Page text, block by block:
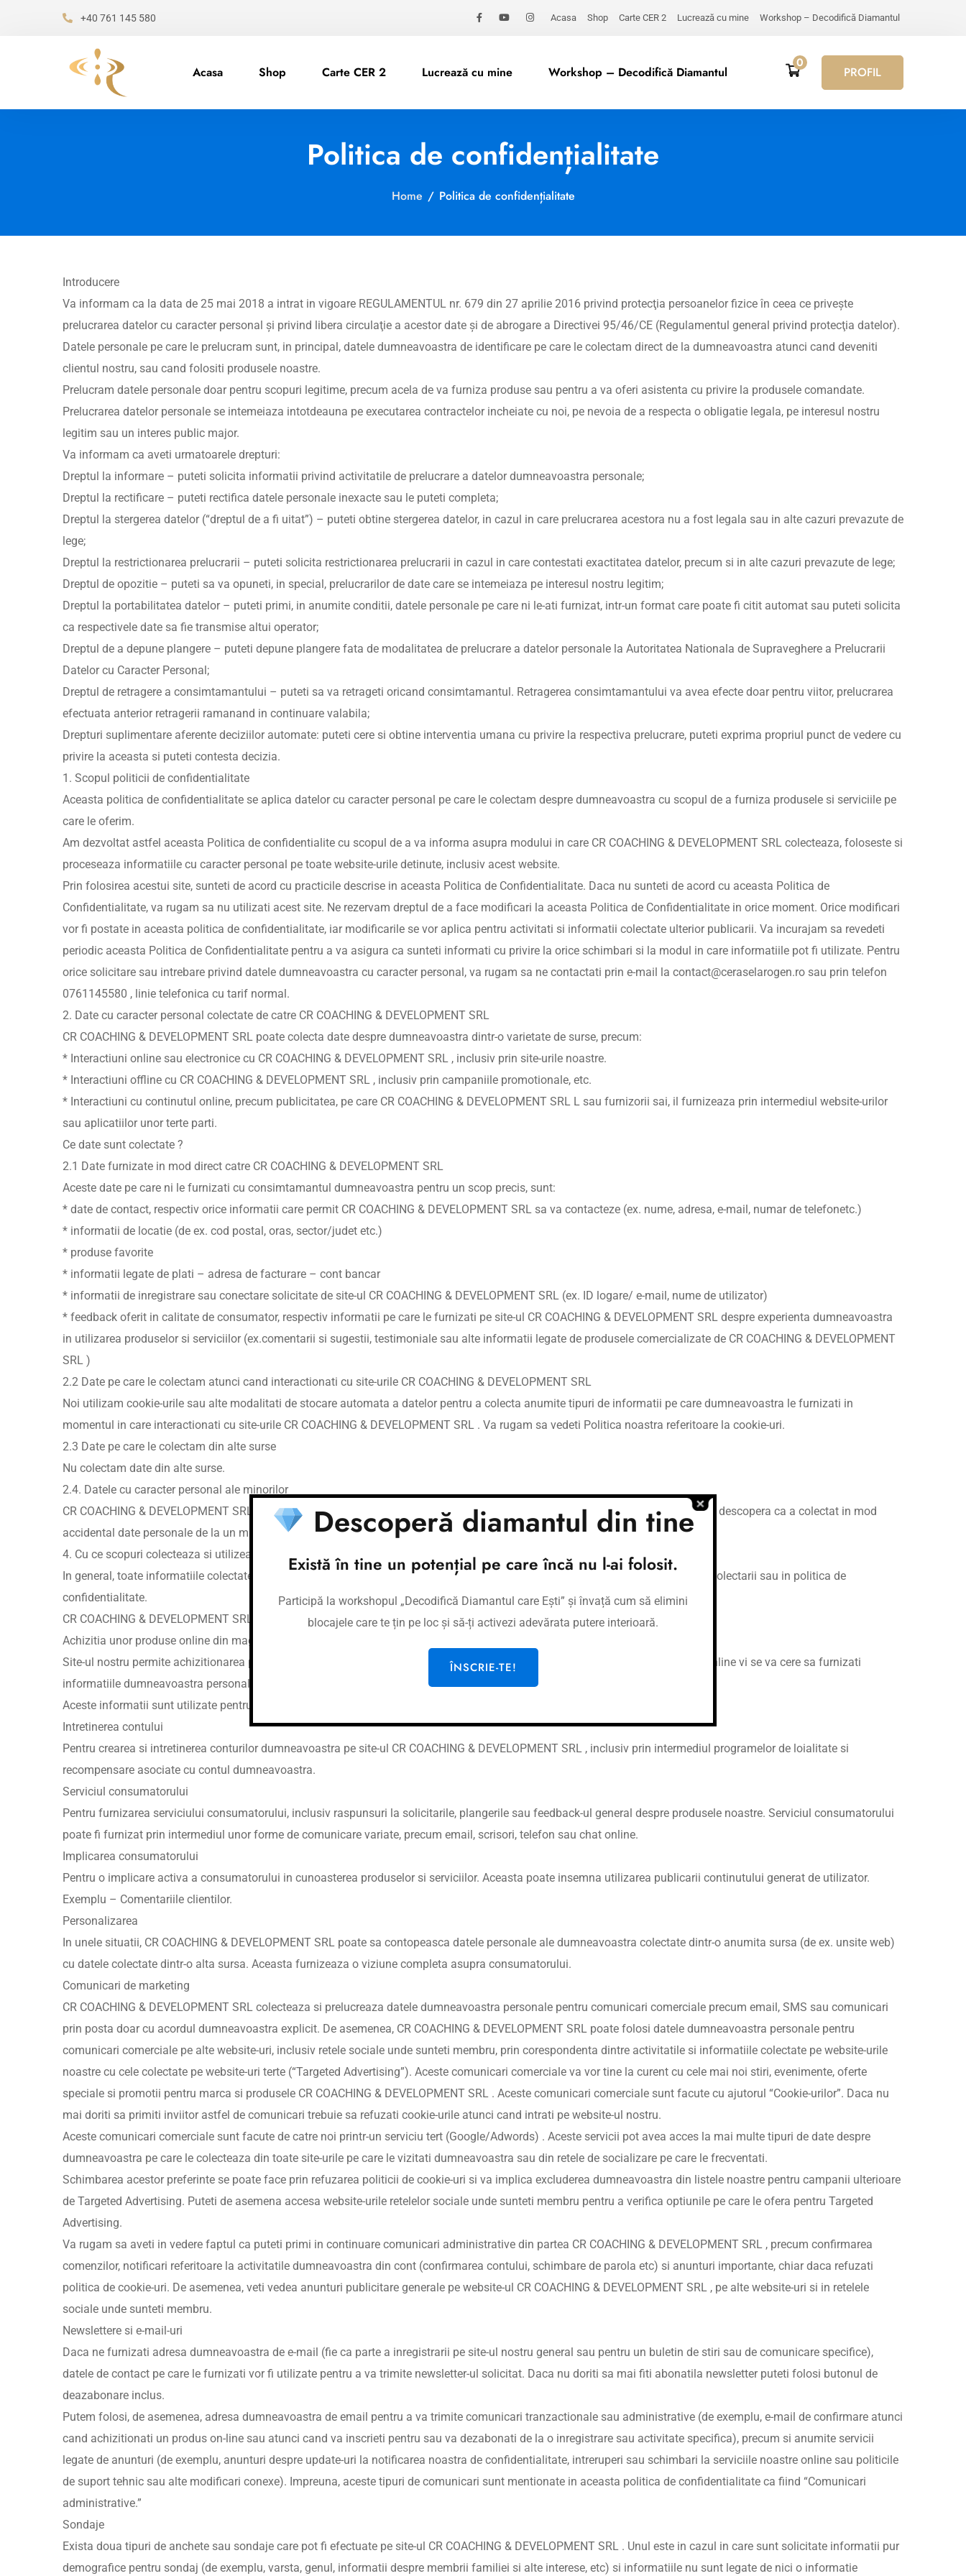
+40 761 145 580 Acasa Shop Carte CER 2 Lucrează cu mine Workshop – Decodifică Diamantul
Acasa Shop Carte CER 2 Lucrează cu mine Workshop – Decodifică Diamantul
0
PROFIL
Politica de confidențialitate
Home / Politica de confidențialitate
Introducere
Va informam ca la data de 25 mai 2018 a intrat in vigoare REGULAMENTUL nr. 679 din 27 aprilie 2016 privind protecţia persoanelor fizice în ceea ce priveşte
prelucrarea datelor cu caracter personal şi privind libera circulaţie a acestor date şi de abrogare a Directivei 95/46/CE (Regulamentul general privind protecţia datelor).
Datele personale pe care le prelucram sunt, in principal, datele dumneavoastra de identificare pe care le colectam direct de la dumneavoastra atunci cand deveniti
clientul nostru, sau cand folositi produsele noastre.
Prelucram datele personale doar pentru scopuri legitime, precum acela de va furniza produse sau pentru a va oferi asistenta cu privire la produsele comandate.
Prelucrarea datelor personale se intemeiaza intotdeauna pe executarea contractelor incheiate cu noi, pe nevoia de a respecta o obligatie legala, pe interesul nostru
legitim sau un interes public major.
Va informam ca aveti urmatoarele drepturi:
Dreptul la informare – puteti solicita informatii privind activitatile de prelucrare a datelor dumneavoastra personale;
Dreptul la rectificare – puteti rectifica datele personale inexacte sau le puteti completa;
Dreptul la stergerea datelor (“dreptul de a fi uitat”) – puteti obtine stergerea datelor, in cazul in care prelucrarea acestora nu a fost legala sau in alte cazuri prevazute de
lege;
Dreptul la restrictionarea prelucrarii – puteti solicita restrictionarea prelucrarii in cazul in care contestati exactitatea datelor, precum si in alte cazuri prevazute de lege;
Dreptul de opozitie – puteti sa va opuneti, in special, prelucrarilor de date care se intemeiaza pe interesul nostru legitim;
Dreptul la portabilitatea datelor – puteti primi, in anumite conditii, datele personale pe care ni le-ati furnizat, intr-un format care poate fi citit automat sau puteti solicita
ca respectivele date sa fie transmise altui operator;
Dreptul de a depune plangere – puteti depune plangere fata de modalitatea de prelucrare a datelor personale la Autoritatea Nationala de Supraveghere a Prelucrarii
Datelor cu Caracter Personal;
Dreptul de retragere a consimtamantului – puteti sa va retrageti oricand consimtamantul. Retragerea consimtamantului va avea efecte doar pentru viitor, prelucrarea
efectuata anterior retragerii ramanand in continuare valabila;
Drepturi suplimentare aferente deciziilor automate: puteti cere si obtine interventia umana cu privire la respectiva prelucrare, puteti exprima propriul punct de vedere cu
privire la aceasta si puteti contesta decizia.
1. Scopul politicii de confidentialitate
Aceasta politica de confidentialitate se aplica datelor cu caracter personal pe care le colectam despre dumneavoastra cu scopul de a furniza produsele si serviciile pe
care le oferim.
Am dezvoltat astfel aceasta Politica de confidentialite cu scopul de a va informa asupra modului in care CR COACHING & DEVELOPMENT SRL colecteaza, foloseste si
proceseaza informatiile cu caracter personal pe toate website-urile detinute, inclusiv acest website.
Prin folosirea acestui site, sunteti de acord cu practicile descrise in aceasta Politica de Confidentialitate. Daca nu sunteti de acord cu aceasta Politica de
Confidentialitate, va rugam sa nu utilizati acest site. Ne rezervam dreptul de a face modificari la aceasta Politica de Confidentialitate in orice moment. Orice modificari
vor fi postate in aceasta politica de confidentialitate, iar modificarile se vor aplica pentru activitati si informatii colectate ulterior publicarii. Va incurajam sa revedeti
periodic aceasta Politica de Confidentialitate pentru a va asigura ca sunteti informati cu privire la orice schimbari si la modul in care informatiile pot fi utilizate. Pentru
orice solicitare sau intrebare privind datele dumneavoastra cu caracter personal, va rugam sa ne contactati prin e-mail la contact@ceraselarogen.ro sau prin telefon
0761145580 , linie telefonica cu tarif normal.
2. Date cu caracter personal colectate de catre CR COACHING & DEVELOPMENT SRL
CR COACHING & DEVELOPMENT SRL poate colecta date despre dumneavoastra dintr-o varietate de surse, precum:
* Interactiuni online sau electronice cu CR COACHING & DEVELOPMENT SRL , inclusiv prin site-urile noastre.
* Interactiuni offline cu CR COACHING & DEVELOPMENT SRL , inclusiv prin campaniile promotionale, etc.
* Interactiuni cu continutul online, precum publicitatea, pe care CR COACHING & DEVELOPMENT SRL L sau furnizorii sai, il furnizeaza prin intermediul website-urilor
sau aplicatiilor unor terte parti.
Ce date sunt colectate ?
2.1 Date furnizate in mod direct catre CR COACHING & DEVELOPMENT SRL
Aceste date pe care ni le furnizati cu consimtamantul dumneavoastra pentru un scop precis, sunt:
* date de contact, respectiv orice informatii care permit CR COACHING & DEVELOPMENT SRL sa va contacteze (ex. nume, adresa, e-mail, numar de telefonetc.)
* informatii de locatie (de ex. cod postal, oras, sector/judet etc.)
* produse favorite
* informatii legate de plati – adresa de facturare – cont bancar
* informatii de inregistrare sau conectare solicitate de site-ul CR COACHING & DEVELOPMENT SRL (ex. ID logare/ e-mail, nume de utilizator)
* feedback oferit in calitate de consumator, respectiv informatii pe care le furnizati pe site-ul CR COACHING & DEVELOPMENT SRL despre experienta dumneavoastra
in utilizarea produselor si serviciilor (ex.comentarii si sugestii, testimoniale sau alte informatii legate de produsele comercializate de CR COACHING & DEVELOPMENT
SRL )
2.2 Date pe care le colectam atunci cand interactionati cu site-urile CR COACHING & DEVELOPMENT SRL
Noi utilizam cookie-urile sau alte modalitati de stocare automata a datelor pentru a colecta anumite tipuri de informatii pe care dumneavoastra le furnizati in
momentul in care interactionati cu site-urile CR COACHING & DEVELOPMENT SRL . Va rugam sa vedeti Politica noastra referitoare la cookie-uri.
2.3 Date pe care le colectam din alte surse
Nu colectam date din alte surse.
2.4. Datele cu caracter personal ale minorilor
CR COACHING & DEVELOPMENT SRL nu solicita sau colecteaza in mod intentionat date personale de la minori. In situatia in care descopera ca a colectat in mod
accidental date personale de la un minor, va scoate acele date in cel mai scurt timp posibil.
4. Cu ce scopuri colecteaza si utilizeaza CR COACHING & DEVELOPMENT SRL datele dumneavoastra cu caracter personal?
In general, toate informatiile colectate sunt utilizate in scopul prevazut, pentru care le-ati trimis catre noi, mentionat in momentul colectarii sau in politica de
confidentialitate.
CR COACHING & DEVELOPMENT SRL poate utiliza datele dumneavoastra personale intr-unul din urmatoarele scopuri:
Achizitia unor produse online din magazinul CR COACHING & DEVELOPMENT SRL .
Site-ul nostru permite achizitionarea produselor online. Daca cumparati un produs, sau mai multe produse din catalogul nostru online vi se va cere sa furnizati
informatiile dumneavoastra personale precum – Nume,Prenume, Adresa, Telefon, Adresa de e-mail.
Aceste informatii sunt utilizate pentru a incheia achizitia dumneavoastra si pentru a confirma comanda.
Intretinerea contului
Pentru crearea si intretinerea conturilor dumneavoastra pe site-ul CR COACHING & DEVELOPMENT SRL , inclusiv prin intermediul programelor de loialitate si
recompensare asociate cu contul dumneavoastra.
Serviciul consumatorului
Pentru furnizarea serviciului consumatorului, inclusiv raspunsuri la solicitarile, plangerile sau feedback-ul general despre produsele noastre. Serviciul consumatorului
poate fi furnizat prin intermediul unor forme de comunicare variate, precum email, scrisori, telefon sau chat online.
Implicarea consumatorului
Pentru o implicare activa a consumatorului in cunoasterea produselor si serviciilor. Aceasta poate insemna utilizarea publicarii continutului generat de utilizator.
Exemplu – Comentariile clientilor.
Personalizarea
In unele situatii, CR COACHING & DEVELOPMENT SRL poate sa contopeasca datele personale ale dumneavoastra colectate dintr-o anumita sursa (de ex. unsite web)
cu datele colectate dintr-o alta sursa. Aceasta furnizeaza o viziune completa asupra consumatorului.
Comunicari de marketing
CR COACHING & DEVELOPMENT SRL colecteaza si prelucreaza datele dumneavoastra personale pentru comunicari comerciale precum email, SMS sau comunicari
prin posta doar cu acordul dumneavoastra explicit. De asemenea, CR COACHING & DEVELOPMENT SRL poate folosi datele dumneavoastra personale pentru
comunicari comerciale pe alte website-uri, inclusiv retele sociale unde sunteti membru, prin corespondenta dintre activitatile si informatiile colectate pe website-urile
noastre cu cele colectate pe website-uri terte (“Targeted Advertising”). Aceste comunicari comerciale va vor tine la curent cu cele mai noi stiri, evenimente, oferte
speciale si promotii pentru marca si produsele CR COACHING & DEVELOPMENT SRL . Aceste comunicari comerciale sunt facute cu ajutorul “Cookie-urilor”. Daca nu
mai doriti sa primiti inviitor astfel de comunicari trebuie sa refuzati cookie-urile atunci cand intrati pe website-ul nostru.
Aceste comunicari comerciale sunt facute de catre noi printr-un serviciu tert (Google/Adwords) . Aceste servicii pot avea acces la mai multe tipuri de date despre
dumneavoastra pe care le colecteaza din toate site-urile pe care le vizitati dumneavoastra sau din retele de socializare pe care le frecventati.
Schimbarea acestor preferinte se poate face prin refuzarea politicii de cookie-uri si va implica excluderea dumneavoastra din listele noastre pentru campanii ulterioare
de Targeted Advertising. Puteti de asemena accesa website-urile retelelor sociale unde sunteti membru pentru a verifica optiunile pe care le ofera pentru Targeted
Advertising.
Va rugam sa aveti in vedere faptul ca puteti primi in continuare comunicari administrative din partea CR COACHING & DEVELOPMENT SRL , precum confirmarea
comenzilor, notificari referitoare la activitatile dumneavoastra din cont (confirmarea contului, schimbare de parola etc) si anunturi importante, chiar daca refuzati
politica de cookie-uri. De asemenea, veti vedea anunturi publicitare generale pe website-ul CR COACHING & DEVELOPMENT SRL , pe alte website-uri si in retelele
sociale unde sunteti membru.
Newslettere si e-mail-uri
Daca ne furnizati adresa dumneavoastra de e-mail (fie ca parte a inregistrarii pe site-ul nostru general sau pentru un buletin de stiri sau de comunicare specifice),
datele de contact pe care le furnizati vor fi utilizate pentru a va trimite newsletter-ul solicitat. Daca nu doriti sa mai fiti abonatila newsletter puteti folosi butonul de
deazabonare inclus.
Putem folosi, de asemenea, adresa dumneavoastra de email pentru a va trimite comunicari tranzactionale sau administrative (de exemplu, e-mail de confirmare atunci
cand achizitionati un produs on-line sau atunci cand va inscrieti pentru sau va dezabonati de la o inregistrare sau activitate specifica), precum si anumite servicii
legate de anunturi (de exemplu, anunturi despre update-uri la notificarea noastra de confidentialitate, intreruperi sau schimbari la serviciile noastre online sau politicile
de suport tehnic sau alte modificari conexe). Impreuna, aceste tipuri de comunicari sunt mentionate in aceasta politica de confidentialitate ca fiind “Comunicari
administrative.”
Sondaje
Exista doua tipuri de anchete sau sondaje care pot fi efectuate pe site-ul CR COACHING & DEVELOPMENT SRL . Unul este in cazul in care sunt solicitate informatii pur
demografice pentru sondaj (de exemplu, varsta, genul, informatii despre membrii familiei si alte interese, etc) si informatiile nu sunt legate de nici o informatie
Descoperă diamantul din tine
Există în tine un potențial pe care încă nu l-ai folosit.
Participă la workshopul „Decodifică Diamantul care Ești” și învață cum să elimini
blocajele care te țin pe loc și să-ți activezi adevărata putere interioară.
ÎNSCRIE-TE!